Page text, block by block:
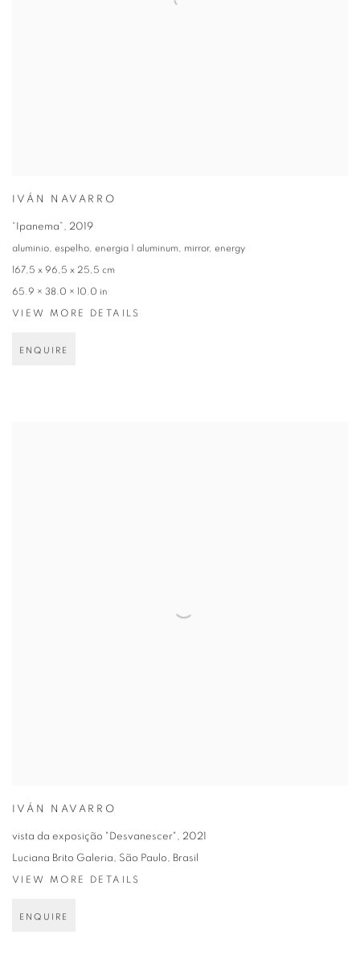
IVÁN NAVARRO
“Ipanema” , 2019
aluminio, espelho, energia | aluminum, mirror, energy
167,5 x 96,5 x 25,5 cm
65.9 × 38.0 × 10.0 in
VIEW MORE DETAILS
ENQUIRE
IVÁN NAVARRO
vista da exposição "Desvanescer" , 2021
Luciana Brito Galeria, São Paulo, Brasil
VIEW MORE DETAILS
ENQUIRE